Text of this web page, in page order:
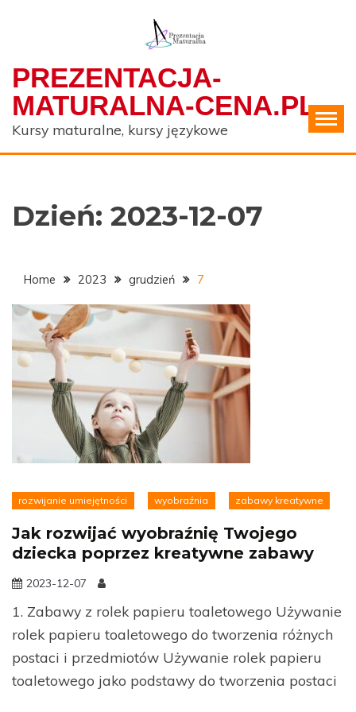
PREZENTACJA-
MATURALNA-CENA.PL
Kursy maturalne, kursy językowe
Dzień: 2023-12-07
Home 2023 grudzień 7
rozwijanie umiejętności wyobraźnia zabawy kreatywne
Jak rozwijać wyobraźnię Twojego
dziecka poprzez kreatywne zabawy
2023-12-07
1. Zabawy z rolek papieru toaletowego Używanie
rolek papieru toaletowego do tworzenia różnych
postaci i przedmiotów Używanie rolek papieru
toaletowego jako podstawy do tworzenia postaci